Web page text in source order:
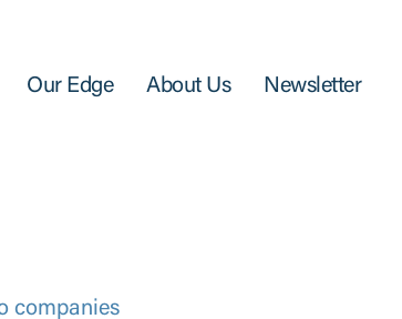
Our Edge About Us Newsletter
companies